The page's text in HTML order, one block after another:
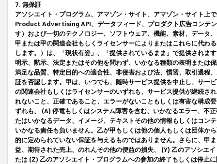
7. 無保証
アソシエイト・プログラム、アマゾン・サイト、アマゾン・サイト上
Product Advertising API、データフィード、プロダクト広告コンテ
す）および一切のテクノロジー、ソフトウェア、機能、素材、データ
甲または甲の関連会社もしくライセンサーによりまたはこれらに代わ
します。）は、「現状有姿」、「提供されているまま」で提供されま
明示、黙示、法定またはその他を問わず、いかなる種類の表明または
満足な品質、特定目的への適合性、非侵害および法、慣習、取引過程
証を否認します。甲は、いつでも、随時サービス提供を中止し、サー
の関連会社もしくはライセンサーのいずれも、サービス提供が継続さ
れないこと、正確であること、エラーがないこともしくは有害な構成
ずれも、 (A) 停電もしくはシステム障害を含む、いかなるエラー、不
たはいかなるデータ、イメージ、テキストその他の情報もしくはコン
いかなる責任も負いません。乙が甲もしくは他の個人もしくは団体か
的に定められていない保証を与えるものではありません。さらに、甲
益、期待された売上、のれんその他の便益の損失、 (Y) 乙のアソシエ
たは (Z) 乙のアソシエイト・プログラムへの参加の終了もしくは停止